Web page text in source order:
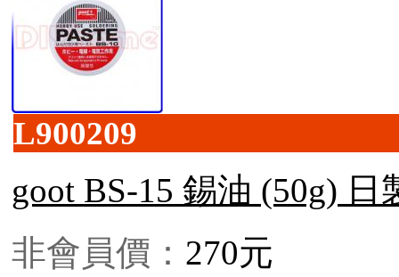
L900209
goot BS-15 錫油 (50g) 日
非會員價： 270元